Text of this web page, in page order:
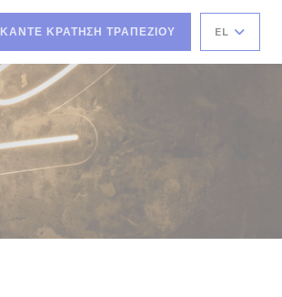
ΚΆΝΤΕ ΚΡΆΤΗΣΗ ΤΡΑΠΕΖΙΟΎ EL